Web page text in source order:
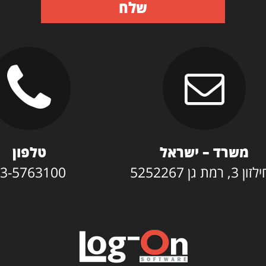
שלח
משרד – ישראל
גן 5252267
טלפון
5763100